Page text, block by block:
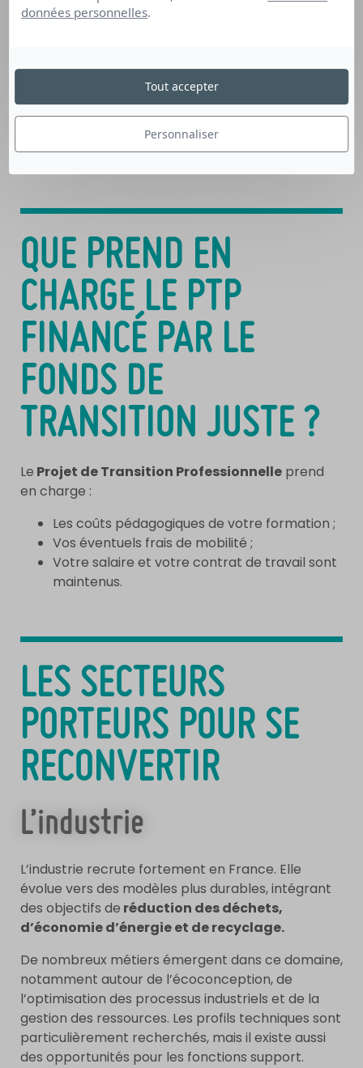
Le parcours de formation et les modalités de
financement sont-ils pertinents ?
Les perspectives d’emploi sont-elles
attestées ?
QUE PREND EN
CHARGE LE PTP
FINANCÉ PAR LE
FONDS DE
TRANSITION JUSTE ?
Le Projet de Transition Professionnelle prend
en charge :
Les coûts pédagogiques de votre formation ;
Vos éventuels frais de mobilité ;
Votre salaire et votre contrat de travail sont
maintenus.
LES SECTEURS
PORTEURS POUR SE
RECONVERTIR
L’industrie
L’industrie recrute fortement en France. Elle
évolue vers des modèles plus durables, intégrant
des objectifs de réduction des déchets,
d’économie d’énergie et de recyclage.
De nombreux métiers émergent dans ce domaine,
notamment autour de l’écoconception, de
l’optimisation des processus industriels et de la
gestion des ressources. Les profils techniques sont
particulièrement recherchés, mais il existe aussi
des opportunités pour les fonctions support.
données personnelles.
Personnaliser
Tout accepter